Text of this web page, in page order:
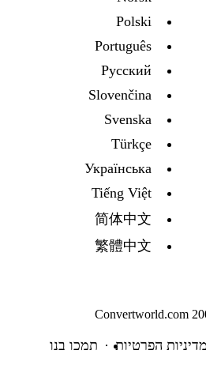
Polski
Português
Русский
Slovenčina
Svenska
Türkçe
Украïнська
Tiếng Việt
简体中文
繁體中文
מדיניות הפרטיות תמכו בנו